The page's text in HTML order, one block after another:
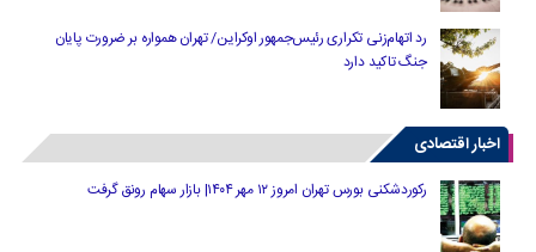
رد اتهام‌زنی تکراری رئیس‌جمهور اوکراین/ تهران همواره بر ضرورت پایان
جنگ تاکید دارد
اخبار اقتصادی
رکوردشکنی بورس تهران امروز ۱۲ مهر ۱۴۰۴| بازار سهام رونق گرفت